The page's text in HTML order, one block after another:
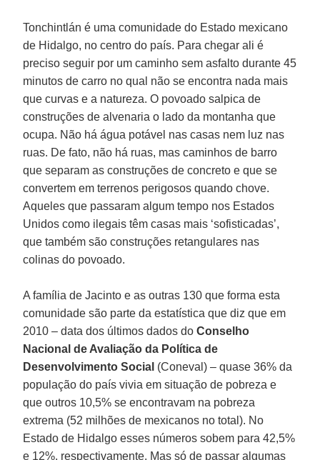
Tonchintlán é uma comunidade do Estado mexicano
de Hidalgo, no centro do país. Para chegar ali é
preciso seguir por um caminho sem asfalto durante 45
minutos de carro no qual não se encontra nada mais
que curvas e a natureza. O povoado salpica de
construções de alvenaria o lado da montanha que
ocupa. Não há água potável nas casas nem luz nas
ruas. De fato, não há ruas, mas caminhos de barro
que separam as construções de concreto e que se
convertem em terrenos perigosos quando chove.
Aqueles que passaram algum tempo nos Estados
Unidos como ilegais têm casas mais ‘sofisticadas’,
que também são construções retangulares nas
colinas do povoado.
A família de Jacinto e as outras 130 que forma esta
comunidade são parte da estatística que diz que em
2010 – data dos últimos dados doConselho
Nacional de Avaliação da Política de
Desenvolvimento Social (Coneval) – quase 36% da
população do país vivia em situação de pobreza e
que outros 10,5% se encontravam na pobreza
extrema (52 milhões de mexicanos no total). No
Estado de Hidalgo esses números sobem para 42,5%
e 12%, respectivamente. Mas só de passar algumas